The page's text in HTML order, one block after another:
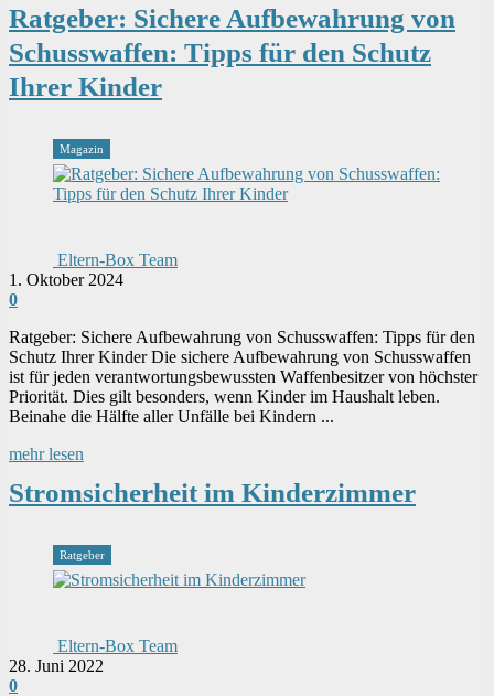
Ratgeber: Sichere Aufbewahrung von
Schusswaffen: Tipps für den Schutz
Ihrer Kinder
Magazin
Eltern-Box Team
1. Oktober 2024
0
Ratgeber: Sichere Aufbewahrung von Schusswaffen: Tipps für den
Schutz Ihrer Kinder Die sichere Aufbewahrung von Schusswaffen
ist für jeden verantwortungsbewussten Waffenbesitzer von höchster
Priorität. Dies gilt besonders, wenn Kinder im Haushalt leben.
Beinahe die Hälfte aller Unfälle bei Kindern ...
mehr lesen
Stromsicherheit im Kinderzimmer
Ratgeber
Eltern-Box Team
28. Juni 2022
0